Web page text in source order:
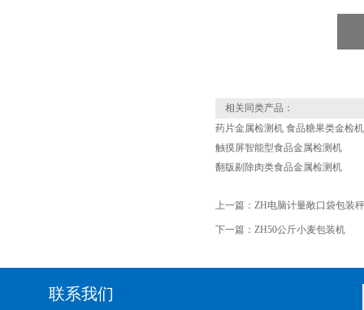
相关同类产品：
药片金属检测机 食品糖果类金检机
触摸屏智能型食品金属检测机
翻版剔除肉类食品金属检测机
上一篇： ZH电脑计量敞口袋包装秤
下一篇： ZH50公斤小麦包装机
联系我们